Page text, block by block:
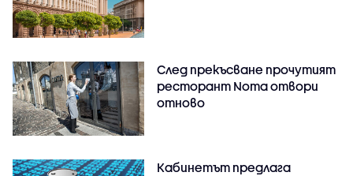
След прекъсване прочутият
ресторант Noma отвори
отново
Кабинетът предлага